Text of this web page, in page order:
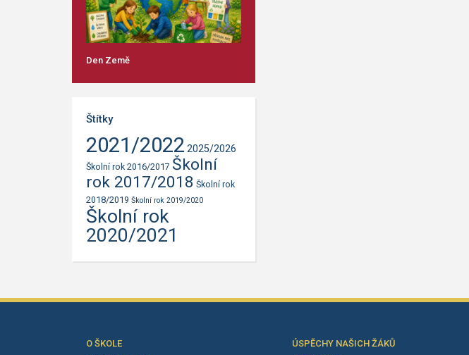
Den Země
Štítky
2021/2022 2025/2026
Školní rok 2016/2017 Školní
rok 2017/2018 Školní rok
2018/2019 Školní rok 2019/2020
Školní rok
2020/2021
O ŠKOLE
ÚSPĚCHY NAŠICH ŽÁKŮ